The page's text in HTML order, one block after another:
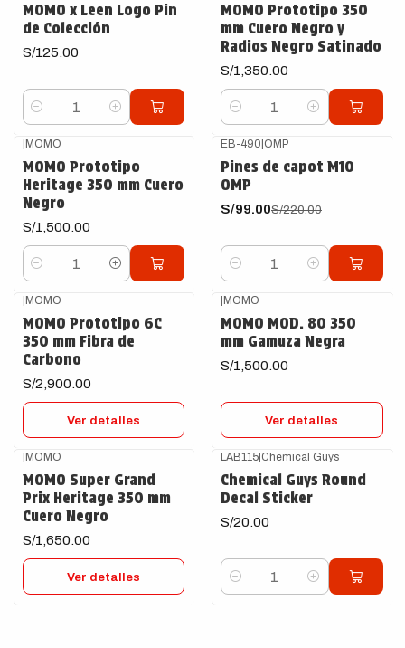
MOMO x Leen Logo Pin
de Colección
S/125.00
Cantidad
MOMO Prototipo 350
mm Cuero Negro y
Radios Negro Satinado
S/1,350.00
Cantidad
|MOMO
MOMO Prototipo
Heritage 350 mm Cuero
Negro
S/1,500.00
Cantidad
EB-490|OMP
Pines de capot M10
OMP
S/99.00S/220.00
Cantidad
|MOMO
MOMO Prototipo 6C
350 mm Fibra de
Carbono
S/2,900.00
Ver detalles
|MOMO
MOMO MOD. 80 350
mm Gamuza Negra
S/1,500.00
Ver detalles
|MOMO
MOMO Super Grand
Prix Heritage 350 mm
Cuero Negro
S/1,650.00
Ver detalles
LAB115|Chemical Guys
Chemical Guys Round
Decal Sticker
S/20.00
Cantidad